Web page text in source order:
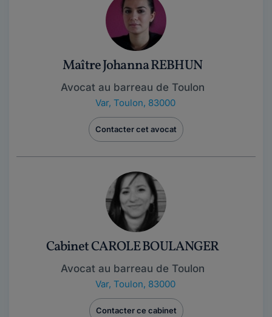
Maître Johanna REBHUN
Avocat au barreau de Toulon
Var, Toulon, 83000
Contacter cet avocat
Cabinet CAROLE BOULANGER
Avocat au barreau de Toulon
Var, Toulon, 83000
Contacter ce cabinet